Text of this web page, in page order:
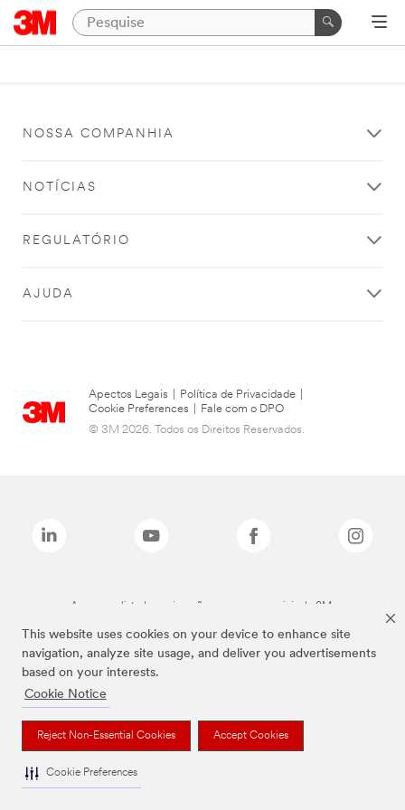
This website uses cookies on your device to enhance site
navigation, analyze site usage, and deliver you advertisements
based on your interests.
Cookie Notice
Reject Non-Essential Cookies Accept Cookies
Cookie Preferences
NOSSA COMPANHIA
NOTÍCIAS
REGULATÓRIO
AJUDA
Apectos Legais Política de Privacidade
Cookie Preferences
Fale com o DPO
© 3M 2026. Todos os Direitos Reservados.
As marcas listadas a cima são marcas comerciais da 3M.